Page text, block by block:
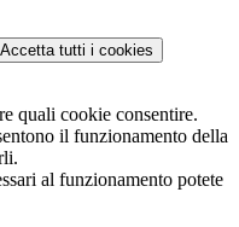
Accetta tutti i cookies
quali cookie consentire.
il funzionamento della
al funzionamento potete